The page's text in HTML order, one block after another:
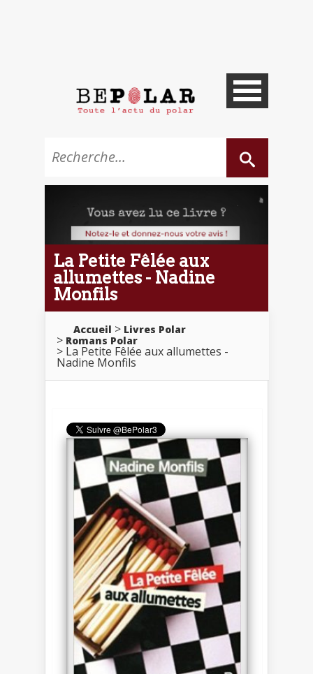
La Petite Fêlée aux
allumettes - Nadine
Monfils
Accueil
Livres Polar
Romans Polar
La Petite Fêlée aux allumettes -
Nadine Monfils